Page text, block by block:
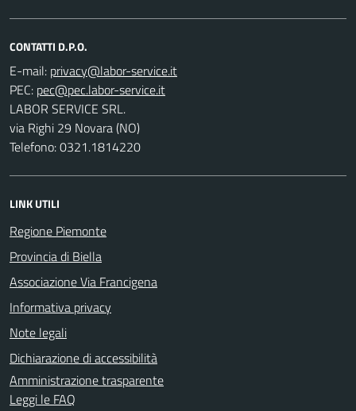
CONTATTI D.P.O.
E-mail:
PEC:
LABOR SERVICE SRL.
via Righi 29 Novara (NO)
Telefono: 0321.1814220
LINK UTILI
Regione Piemonte
Provincia di Biella
Associazione Via Francigena
Informativa privacy
Note legali
Dichiarazione di accessibilità
Amministrazione trasparente
Leggi le FAQ